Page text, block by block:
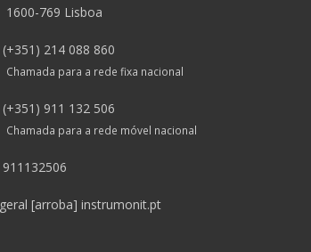
1600-769 Lisboa
(+351) 214 088 860
Chamada para a rede fixa nacional
(+351) 911 132 506
Chamada para a rede móvel nacional
911132506
geral [arroba] instrumonit.pt